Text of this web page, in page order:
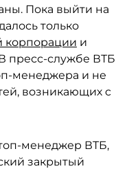
Пока выйти на
только
корпорации и
пресс-службе ВТБ
менеджера и не
возникающих с
менеджер ВТБ,
закрытый